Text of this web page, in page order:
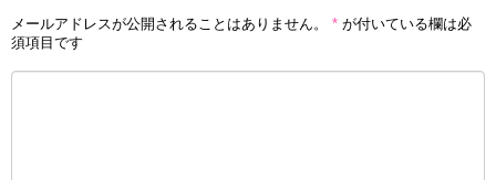
メールアドレスが公開されることはありません。 * が付いている欄は必
須項目です